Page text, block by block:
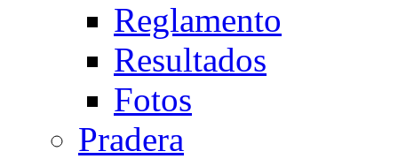
Reglamento
Resultados
Fotos
Pradera